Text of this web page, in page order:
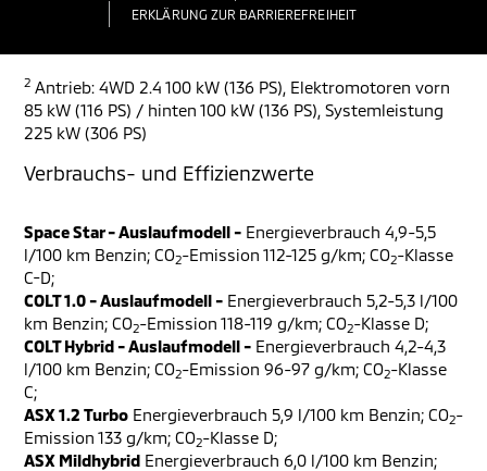
ERKLÄRUNG ZUR BARRIEREFREIHEIT
2 Antrieb: 4WD 2.4 100 kW (136 PS), Elektromotoren vorn
85 kW (116 PS) / hinten 100 kW (136 PS), Systemleistung
225 kW (306 PS)
Verbrauchs- und Effizienzwerte
Space Star - Auslaufmodell - Energieverbrauch 4,9-5,5
l/100 km Benzin; CO2-Emission 112-125 g/km; CO2-Klasse
C-D;
COLT 1.0 - Auslaufmodell - Energieverbrauch 5,2-5,3 l/100
km Benzin; CO2-Emission 118-119 g/km; CO2-Klasse D;
COLT Hybrid - Auslaufmodell - Energieverbrauch 4,2-4,3
l/100 km Benzin; CO2-Emission 96-97 g/km; CO2-Klasse
C;
ASX 1.2 Turbo Energieverbrauch 5,9 l/100 km Benzin; CO2-
Emission 133 g/km; CO2-Klasse D;
ASX Mildhybrid Energieverbrauch 6,0 l/100 km Benzin;